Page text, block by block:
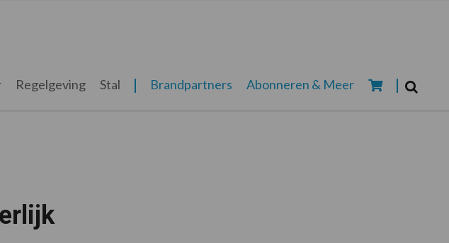
Regelgeving Stal Brandpartners Abonneren & Meer